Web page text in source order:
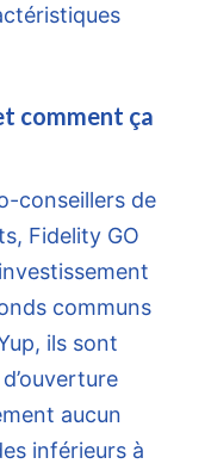
comment ça
conseillers de
Fidelity GO
communs
ils sont
aucun
inférieurs à